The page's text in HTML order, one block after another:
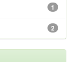
1
2